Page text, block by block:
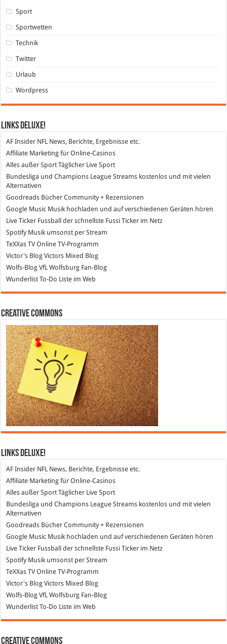
Sport
Sportwetten
Technik
Twitter
Urlaub
Wordpress
Links DeLuXe!
AF Insider NFL News, Berichte, Ergebnisse etc.
Affiliate Marketing für Online-Casinos
Alles außer Sport Täglicher Live Sport
Bundesliga und Champions League Streams kostenlos und mit vielen
Alternativen
Goodreads Bücher Community + Rezensionen
Google Music Musik hochladen und auf verschiedenen Geräten hören
Live Ticker Fussball der schnellste Fussi Ticker im Netz
SpotifyMusik umsonst per Stream
TeXXas TVOnline TV-Programm
Victor's Blog Victors Mixed Blog
Wolfs-Blog VfL Wolfsburg Fan-Blog
Wunderlist To-Do Liste im Web
Creative Commons
Links DeLuXe!
AF Insider NFL News, Berichte, Ergebnisse etc.
Affiliate Marketing für Online-Casinos
Alles außer SportTäglicher Live Sport
Bundesliga und Champions League Streams kostenlos und mit vielen
Alternativen
Goodreads Bücher Community + Rezensionen
Google Music Musik hochladen und auf verschiedenen Geräten hören
Live Ticker Fussball
der schnellste Fussi Ticker im Netz
SpotifyMusik umsonst per Stream
TeXXas TVOnline TV-Programm
Victor's Blog Victors Mixed Blog
Wolfs-Blog VfL Wolfsburg Fan-Blog
WunderlistTo-Do Liste im Web
Creative Commons